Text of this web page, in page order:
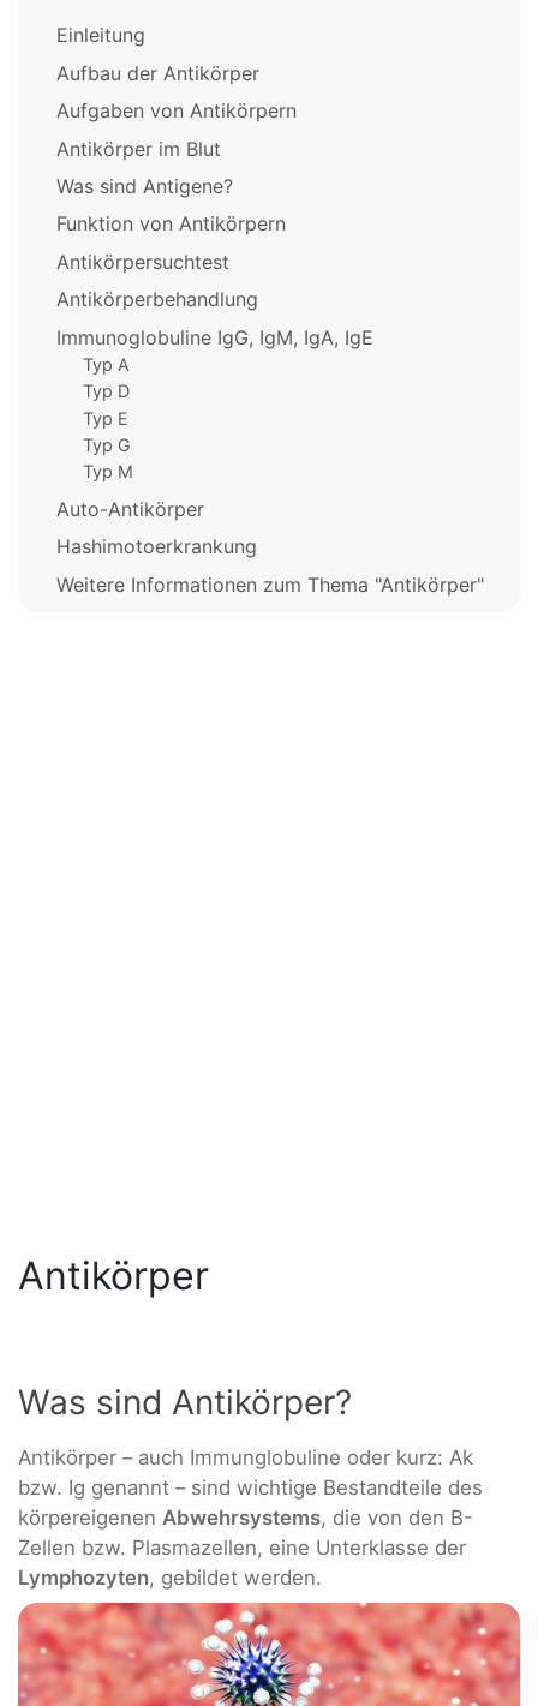
Einleitung
Aufbau der Antikörper
Aufgaben von Antikörpern
Antikörper im Blut
Was sind Antigene?
Funktion von Antikörpern
Antikörpersuchtest
Antikörperbehandlung
Immunoglobuline IgG, IgM, IgA, IgE
Typ A
Typ D
Typ E
Typ G
Typ M
Auto-Antikörper
Hashimotoerkrankung
Weitere Informationen zum Thema "Antikörper"
Antikörper
Was sind Antikörper?
Antikörper – auch Immunglobuline oder kurz: Ak
bzw. Ig genannt – sind wichtige Bestandteile des
körpereigenen Abwehrsystems, die von den B-
Zellen bzw. Plasmazellen, eine Unterklasse der
Lymphozyten, gebildet werden.